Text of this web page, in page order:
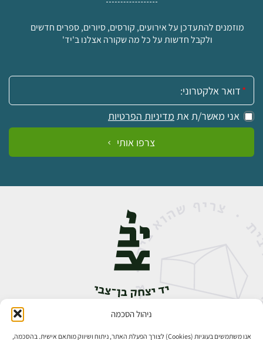
ניהול הסכמה
אנו משתמשים בעוגיות (Cookies) לצורך הפעלת האתר, ניתוח ושיווק מותאם אישית. בהסכמה,
מוזמנים להתעדכן על אירועים, קורסים, סיורים, ספרים חדשים
ולקבל חדשות על כל מה שקורה אצלנו ב'יד'
אימייל:
אני מאשר/ת את מדיניות הפרטיות
צרפו אותי
אבן גבירול 14, רחביה, ירושלים